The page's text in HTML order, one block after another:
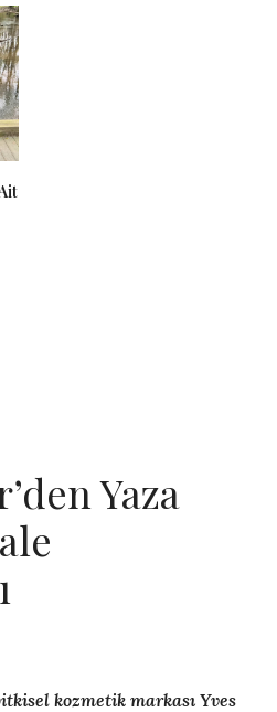
Yaza
kozmetik markası Yves